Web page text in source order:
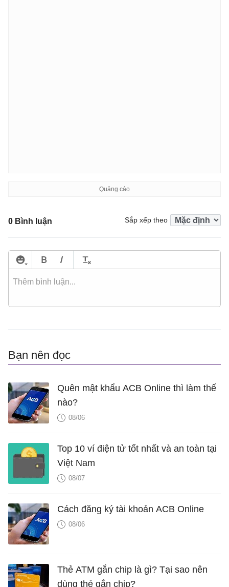
0 Bình luận Sắp xếp theo
Bạn nên đọc
Quên mật khẩu ACB Online thì làm thế
nào?
08/06
Top 10 ví điện tử tốt nhất và an toàn tại
Việt Nam
08/07
Cách đăng ký tài khoản ACB Online
08/06
Thẻ ATM gắn chip là gì? Tại sao nên
dùng thẻ gắn chip?